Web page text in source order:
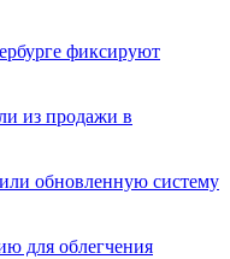
фиксируют
из продажи в
обновленную систему
для облегчения